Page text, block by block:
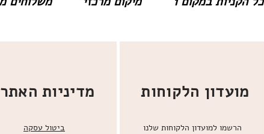
מדיניות האתר
ביטול עסקה
מועדון הלקוחות
הרשמו למועדון הלקוחות שלנו